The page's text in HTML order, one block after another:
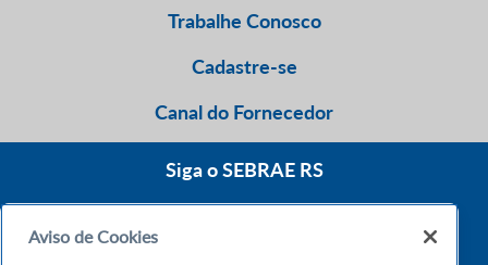
Trabalhe Conosco
Cadastre-se
Canal do Fornecedor
Siga o SEBRAE RS
Aviso de Cookies